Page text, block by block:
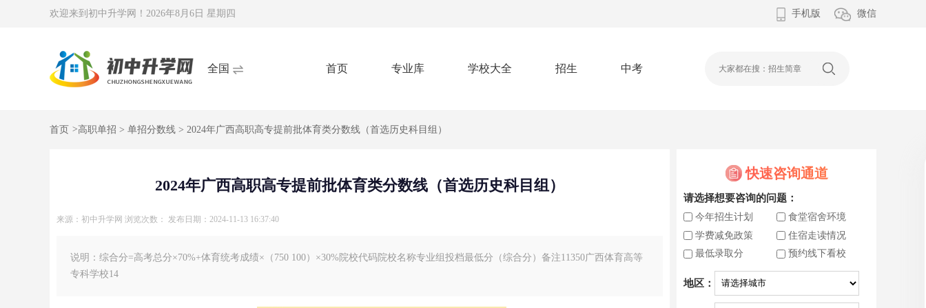
欢迎来到初中升学网！ 2026年8月6日 星期四 手机版 微信
全国 首页 专业库 学校大全 招生 中考
首页 >高职单招 > 单招分数线 > 2024年广西高职高专提前批体育类分数线（首选历史科目组）
2024年广西高职高专提前批体育类分数线（首选历史科目组）
来源：初中升学网 浏览次数： 发布日期：2024-11-13 16:37:40
说明：综合分=高考总分×70%+体育统考成绩×（750 100）×30%院校代码院校名称专业组投档最低分（综合分）备注11350广西体育高等
专科学校14
快速咨询通道
请选择想要咨询的问题：
今年招生计划
食堂宿舍环境
学费减免政策
住宿走读情况
最低录取分
预约线下看校
地区：